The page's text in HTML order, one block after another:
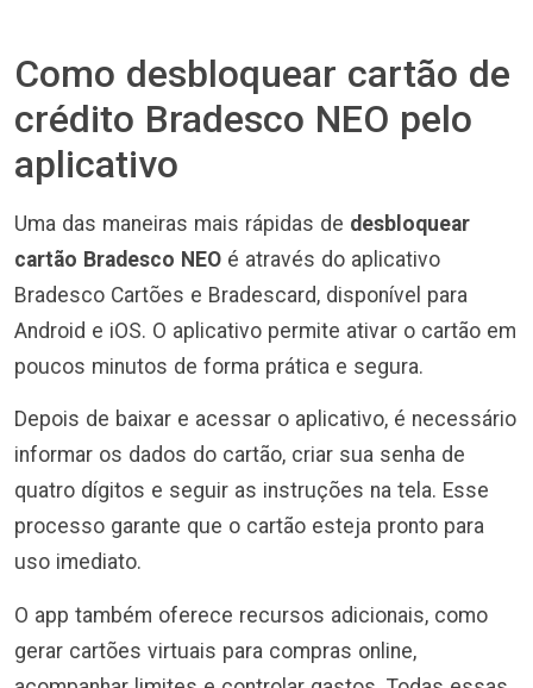
Como desbloquear cartão de
crédito Bradesco NEO pelo
aplicativo
Uma das maneiras mais rápidas de desbloquear
cartão Bradesco NEO é através do aplicativo
Bradesco Cartões e Bradescard, disponível para
Android e iOS. O aplicativo permite ativar o cartão em
poucos minutos de forma prática e segura.
Depois de baixar e acessar o aplicativo, é necessário
informar os dados do cartão, criar sua senha de
quatro dígitos e seguir as instruções na tela. Esse
processo garante que o cartão esteja pronto para
uso imediato.
O app também oferece recursos adicionais, como
gerar cartões virtuais para compras online,